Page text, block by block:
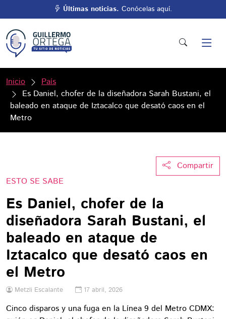
Últimas noticias. Conócelas aquí.
Inicio
País
Es Daniel, chofer de la diseñadora Sarah Bustani, el
baleado en ataque de Iztacalco que desató caos en el
Metro
Compartir
ESTO SE SABE
Es Daniel, chofer de la
diseñadora Sarah Bustani, el
baleado en ataque de
Iztacalco que desató caos en
el Metro
Metzli Escalante 17 abril, 2026
Cinco disparos y una fuga en la Línea 9 del Metro CDMX: